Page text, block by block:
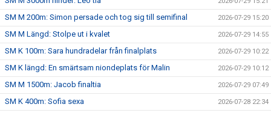
SM M 200m: Simon persade och tog sig till semifinal 2026-07-29 15:20
SM M Längd: Stolpe ut i kvalet 2026-07-29 14:55
SM K 100m: Sara hundradelar från finalplats 2026-07-29 10:22
SM K längd: En smärtsam niondeplats för Malin 2026-07-29 10:12
SM M 1500m: Jacob finaltia 2026-07-29 07:49
SM K 400m: Sofia sexa 2026-07-28 22:34